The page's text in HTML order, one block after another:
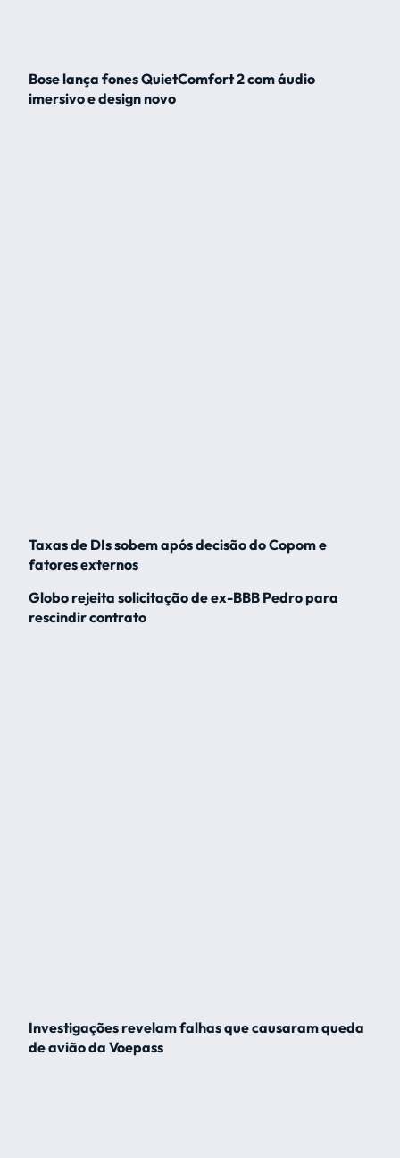
Bose lança fones QuietComfort 2 com áudio
imersivo e design novo
Taxas de DIs sobem após decisão do Copom e
fatores externos
Globo rejeita solicitação de ex-BBB Pedro para
rescindir contrato
Investigações revelam falhas que causaram queda
de avião da Voepass